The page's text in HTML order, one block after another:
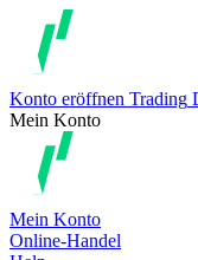
Konto eröffnen Trading
Mein Konto
Mein Konto
Online-Handel